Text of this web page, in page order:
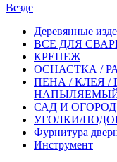
Везде
Деревянные
ВСЕ ДЛЯ
КРЕПЕЖ
ОСНАСТКА /
ПЕНА / КЛЕЯ /
САД И ОГОРОД
УГОЛКИ/
Фурнитура
Инструмент